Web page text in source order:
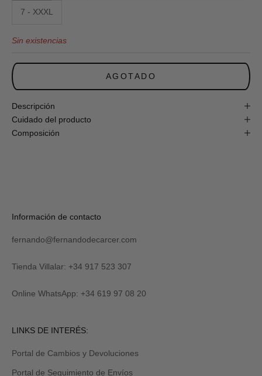
7 - XXXL
Sin existencias
AGOTADO
Descripción
Cuidado del producto
Composición
obtén
de
en
compra
online!
R
I
I
M
E
tu
al
y
recibirás
Revisa
carpeta
de
promociones
Información de contacto
fernando@fernandodecarcer.com
Tienda Villalar: +34 917 523 307
Online WhatsApp: +34 619 97 08 20
LINKS DE INTERÉS:
Portal de Cambios y Devoluciones
Portal de Seguimiento de Envíos